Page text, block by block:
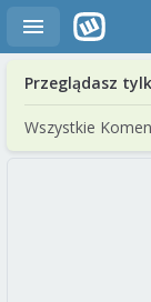
Przeglądasz
Wszystkie